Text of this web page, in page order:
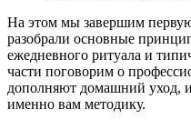
На этом мы завершим
разобрали основные
ежедневного ритуала и
части поговорим о
дополняют домашний уход,
именно вам методику.